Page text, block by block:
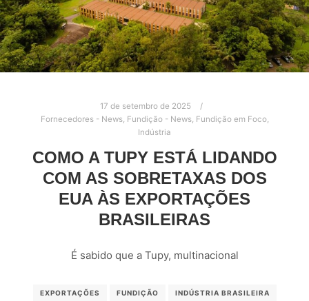
17 de setembro de 2025
Fornecedores - News, Fundição - News, Fundição em Foco,
Indústria
COMO A TUPY ESTÁ LIDANDO
COM AS SOBRETAXAS DOS
EUA ÀS EXPORTAÇÕES
BRASILEIRAS
É sabido que a Tupy, multinacional
EXPORTAÇÕES FUNDIÇÃO INDÚSTRIA BRASILEIRA